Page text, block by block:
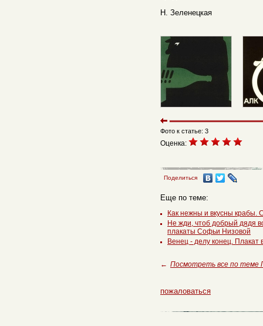
Н. Зеленецкая
Фото к статье: 3
Оценка:
Поделиться
Еще по теме:
Как нежны и вкусны крабы.
Не жди, чтоб добрый дядя
плакаты Софьи Низовой
Венец - делу конец. Плакат
← Посмотреть все по теме
пожаловаться